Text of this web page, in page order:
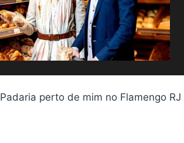
Padaria perto de mim no Flamengo RJ